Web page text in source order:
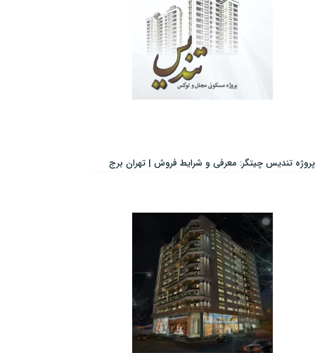
پروژه تندیس چیتگر: معرفی و شرایط فروش | تهران برج